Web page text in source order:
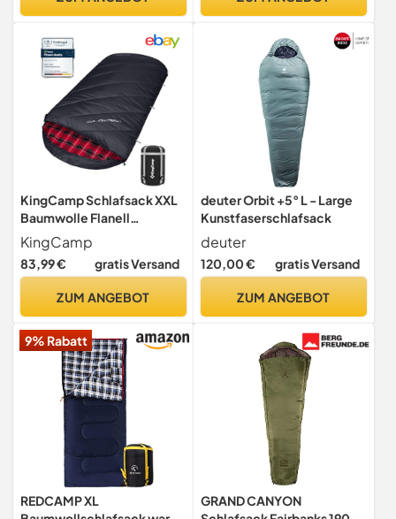
KingCamp Schlafsack XXL
Baumwolle Flanell
Erwachsene Schwarz
KingCamp
83,99 € gratis Versand
ZUM ANGEBOT
deuter Orbit +5° L - Large
Kunstfaserschlafsack
deuter
120,00 € gratis Versand
ZUM ANGEBOT
9% Rabatt
REDCAMP XL
GRAND CANYON